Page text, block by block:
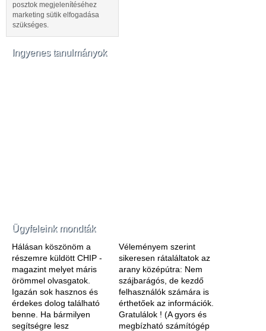
posztok megjelenítéséhez
marketing sütik elfogadása
szükséges.
Ingyenes tanulmányok
Ügyfeleink mondták
Hálásan köszönöm a
részemre küldött CHIP -
magazint melyet máris
örömmel olvasgatok.
Igazán sok hasznos és
érdekes dolog található
benne. Ha bármilyen
segítségre lesz
Véleményem szerint
sikeresen rátaláltatok az
arany középútra: Nem
szájbarágós, de kezdő
felhasználók számára is
érthetőek az információk.
Gratulálok ! (A gyors és
megbízható számítógép